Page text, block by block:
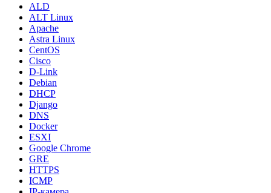
ALD
ALT Linux
Apache
Astra Linux
CentOS
Cisco
D-Link
Debian
DHCP
Django
DNS
Docker
ESXI
Google Chrome
GRE
HTTPS
ICMP